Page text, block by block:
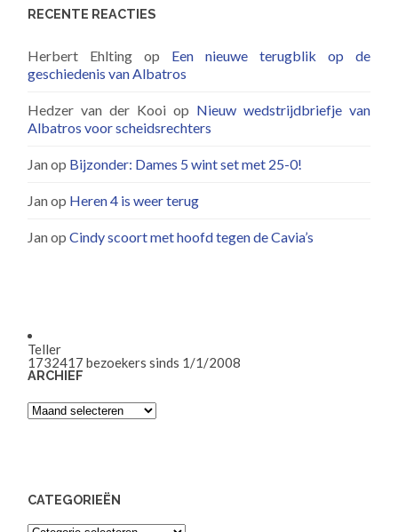
RECENTE REACTIES
Herbert Ehlting op Een nieuwe terugblik op de
geschiedenis van Albatros
Hedzer van der Kooi op Nieuw wedstrijdbriefje van
Albatros voor scheidsrechters
Janop Bijzonder: Dames 5 wint set met 25-0!
Janop Heren 4 is weer terug
JanopCindy scoort met hoofd tegen de Cavia’s
Teller
1732417 bezoekers sinds 1/1/2008
ARCHIEF
Archief
CATEGORIEËN